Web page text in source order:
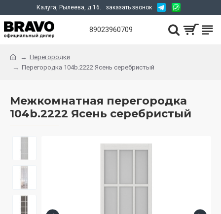
Калуга, Рылеева, д.16. заказать звонок
89023960709
Перегородки
Перегородка 104b.2222 Ясень серебристый
Межкомнатная перегородка
104b.2222 Ясень серебристый